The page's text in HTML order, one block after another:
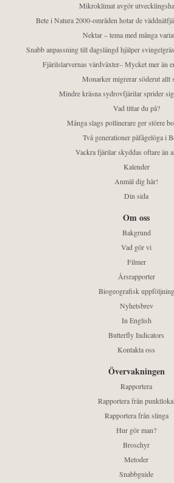
Mikroklimat avgör
Bete i Natura 2000-områden hotar de
Nektar – tema med många
Snabb anpassning till dagslängd hjälper
Fjärilslarvernas värdväxter– Mycket mer än
Monarker migrerar söderut allt
Mindre kräsna sydrovfjärilar sprider
Vad tittar du på?
Många slags pollinerare ger större
Två generationer påfågelöga i
Vackra fjärilar skyddas oftare än
Kalender
Anmäl dig här!
Din sida
Om oss
Bakgrund
Vad gör vi
Filmer
Årsrapporter
Biogeografisk uppföljning
Nyhetsbrev
In English
Butterfly Indicators
Kontakta oss
Övervakningen
Rapportera
Rapportera från
Rapportera från slinga
Hur gör man?
Broschyr
Metoder
Snabbguide